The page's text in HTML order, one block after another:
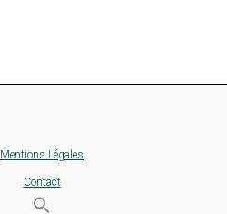
Mentions Légales
Contact